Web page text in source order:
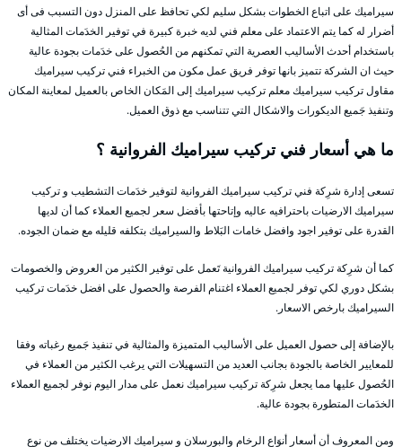
سيراميك على اتباع الخطوات بشكل سليم لكي تحافظ على المنزل دون التسبب فى أى
أضرار له كما يتم الاعتماد على معلم فني لديه خبرة كبيرة في توفير الخدَمات المثالية
باستخدام أحدث الأساليب العصرية التي تمكنهم من الحُصول على خدَمات بجودة عالية
حيث ان الشركة تتميز بانها توفر فريق عمل مكون من الخبراء فني تركيب سيراميك
مقاول تركيب سيراميك معلم تركيب سيراميك إلى المَكان الخاص بالعميل لمعاينة المكان
وتنفيذ جَميع الديكورات والاشكال التي تتناسب مع ذوق العميل.
ما هي أسعار فني تركيب سيراميك الفروانية ؟
تسعى إدارة شرِكة فني تركيب سيراميك الفروانية لتوفير خدَمات التشطيب و تركيب
سيراميك الارضيات باحترافيه عاليه وإتاحتها بأفضل سعر لجميع العملاء كما أن لديها
القدرة على توفير اجود وافضل خامات البَلاط والسيراميك بتكلفه قليله مع ضمان الجوده.
كما أن شرِكة تركيب سيراميك الفروانية تَعمل على توفير الكثير من العروض والخصومات
بشكل دوري لكي توفر لجميع العملاء اغتنام الفرصة والحصول على افضل خدَمات تركيب
السيراميك بارخص الاسعار.
بالإضافة إلى حصول العميل على الأساليب المتميزة والمثالية في تنفيذ جَميع رغباته وفقا
للمعايير الخاصة بالجودة بجانب العديد من التسهيلات التي يرغب الكثير من العملاء في
الحُصول عليها مما يجعل شرِكة تركيب سيراميك نعمل على مدار اليوم نوفر لجميع العملاء
الخدَمات المتطورة بجودة عالية.
ومن المعروف أن أسعار أنوَاع الرخام والبورسلان و سيراميك الارضيات يختلف من نوع